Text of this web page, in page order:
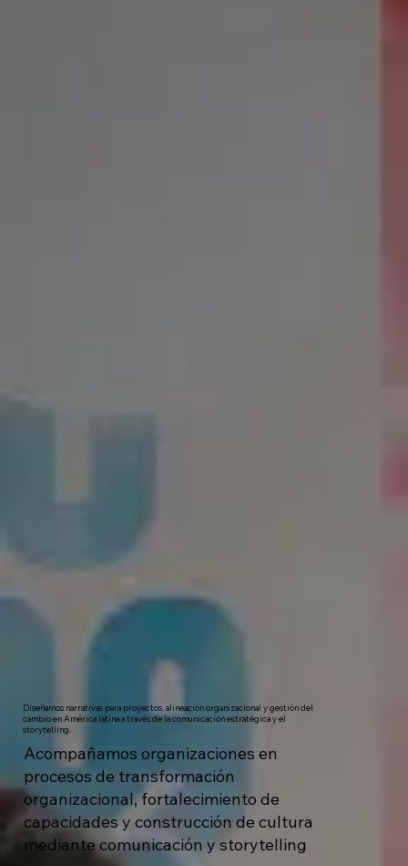
Diseñamos narrativas para proyectos, alineación organizacional y gestión del
cambio en América latina a través de la comunicación estratégica y el
storytelling.
Acompañamos organizaciones en
procesos de transformación
organizacional, fortalecimiento de
capacidades y construcción de cultura
mediante comunicación y storytelling